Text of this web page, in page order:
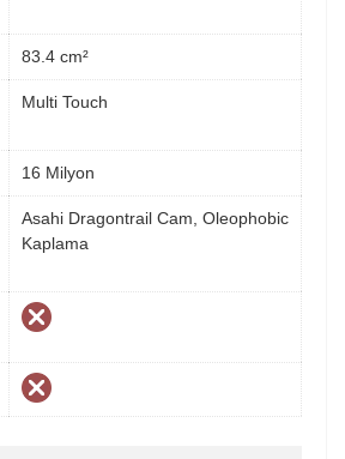
83.4 cm²
Multi Touch
16 Milyon
Asahi Dragontrail Cam, Oleophobic
Kaplama